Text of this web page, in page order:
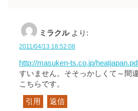
ミラクル より:
2011/04/13 18:52:08
http://masuken-ts.co.jp/
すいません。そそっかしくて～間
こちらです。
引用 返信